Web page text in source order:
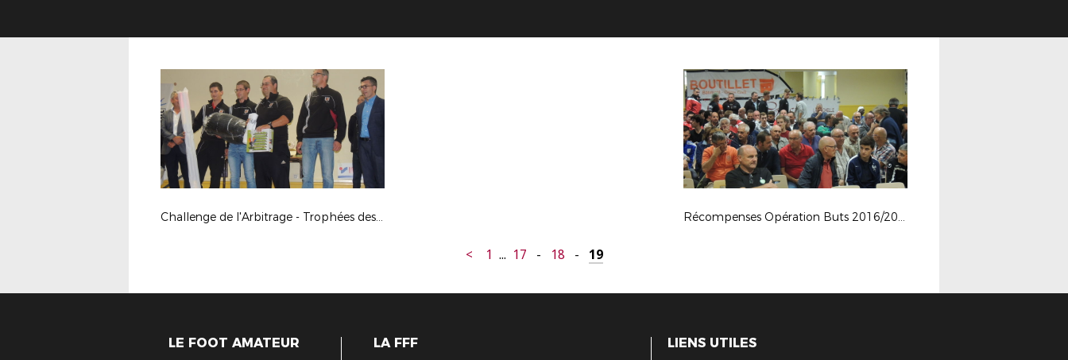
Challenge de l'Arbitrage - Trophées des Arbitres 16/17 Récompenses Opération Buts 2016/2017
< 1 ... 17 - 18 - 19
LE FOOT AMATEUR LA FFF LIENS UTILES